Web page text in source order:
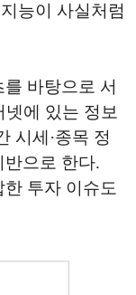
능이 사실처럼
바탕으로 서
에 있는 정보
시세·종목 정
반으로 한다.
투자 이슈도